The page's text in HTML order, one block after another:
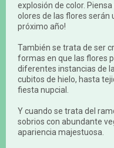
explosión de color.
olores de las flores serán
próximo año!
También se trata de ser
formas en que las flores
diferentes instancias de
cubitos de hielo, hasta
fiesta nupcial.
Y cuando se trata del
sobrios con abundante
apariencia majestuosa.